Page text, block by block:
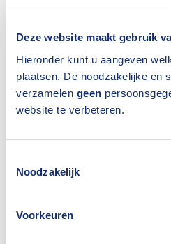
Deze website maakt gebruik
Hieronder kunt u aangeven
plaatsen. De noodzakelijke en
verzamelen geen
website te verbeteren.
Noodzakelijk
Voorkeuren
Klimaatadaptatie, Ministerie
Waterstaat
Lars de Ruig, Climate Risk &
Stichting CAS
Moderator